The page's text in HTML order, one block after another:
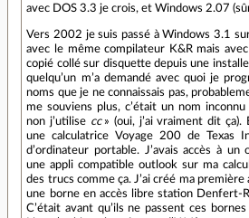
avec DOS 3.3 je crois, et Windows 2.07
Vers 2002 je suis passé à Windows 3.1
avec le même compilateur K&R mais
copié collé sur disquette depuis une
quelqu’un m’a demandé avec quoi je
noms que je ne connaissais pas,
me souviens plus, c’était un nom
non j’utilise cc» (oui, j’ai vraiment dit
une calculatrice Voyage 200 de Texas
d’ordinateur portable. J’avais accès à un
une appli compatible outlook sur ma
des trucs comme ça. J’ai créé ma première
une borne en accès libre station Denfert-
C’était avant qu’ils ne passent ces